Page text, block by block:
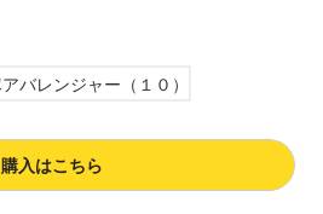
購入はこちら